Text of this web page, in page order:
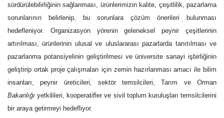
sürdürülebilirliğinin sağlanması, ürünlerimizin kalite, çeşitlilik, pazarlama
sorunlarının belirlenip, bu sorunlara çözüm önerileri bulunması
hedefleniyor. Organizasyon yörenin geleneksel peynir çeşitlerinin
artırılması,
ürünlerinin ulusal ve uluslararası pazarlarda tanıtılması ve
pazarlanma potansiyelinin geliştirilmesi veüniversite sanayi işbirliğinin
geliştirip ortak proje çalışmaları için zemin hazırlanmasıamacı ile bilim
insanları, peynir üreticileri, sektör temsilcileri,Tarım ve Orman
Bakanlığı yetkilileri, kooperatifler ve sivil toplum kuruluşları temsilcilerini
bir araya getirmeyi hedefliyor.